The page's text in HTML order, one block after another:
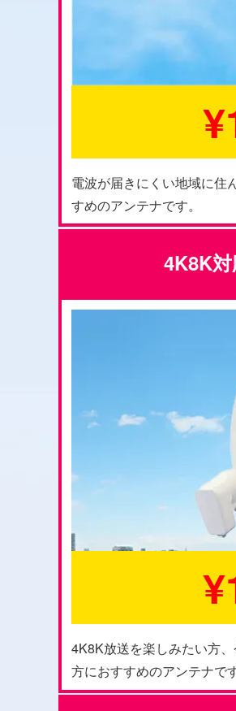
電波が届きにくい地域に住
すめのアンテナです。
4K8K
4K8K放送を楽しみたい方
方におすすめのアンテナです